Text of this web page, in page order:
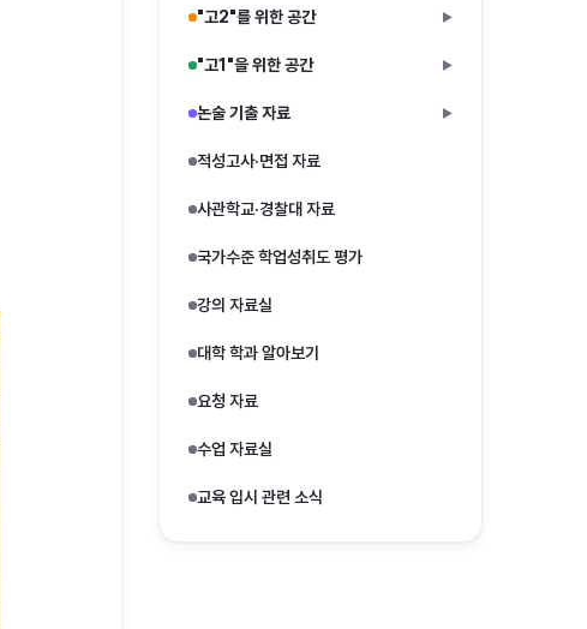
"고2"를 위한 공간 ▶
"고1"을 위한 공간 ▶
논술 기출 자료 ▶
적성고사·면접 자료
사관학교·경찰대 자료
국가수준 학업성취도 평가
강의 자료실
대학 학과 알아보기
요청 자료
수업 자료실
교육 입시 관련 소식